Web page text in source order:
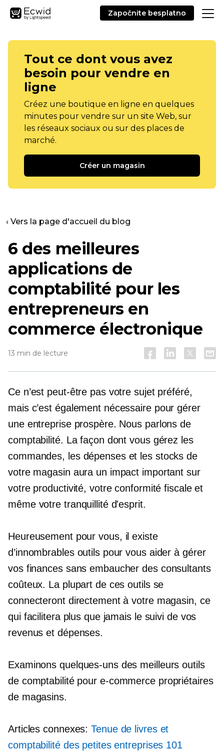
Započnite besplatno
Tout ce dont vous avez
besoin pour vendre en
ligne
Créez une boutique en ligne en quelques
minutes pour vendre sur un site Web, sur
les réseaux sociaux ou sur des places de
marché.
Créer un magasin
‹ Vers la page d'accueil du blog
6 des meilleures
applications de
comptabilité pour les
entrepreneurs en
commerce électronique
13 min de lecture
Ce n’est peut-être pas votre sujet préféré,
mais c’est également nécessaire pour gérer
une entreprise prospère. Nous parlons de
comptabilité. La façon dont vous gérez les
commandes, les dépenses et les stocks de
votre magasin aura un impact important sur
votre productivité, votre conformité fiscale et
même votre tranquillité d'esprit.
Heureusement pour vous, il existe
d’innombrables outils pour vous aider à gérer
vos finances sans embaucher des consultants
coûteux. La plupart de ces outils se
connecteront directement à votre magasin, ce
qui facilitera plus que jamais le suivi de vos
revenus et dépenses.
Examinons quelques-uns des meilleurs outils
de comptabilité pour e-commercepropriétaires
de magasins.
Articles connexes:Tenue de livres et
comptabilité des petites entreprises 101